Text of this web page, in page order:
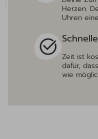
Herzen.
Uhren
Zeit ist
dafür,
wie